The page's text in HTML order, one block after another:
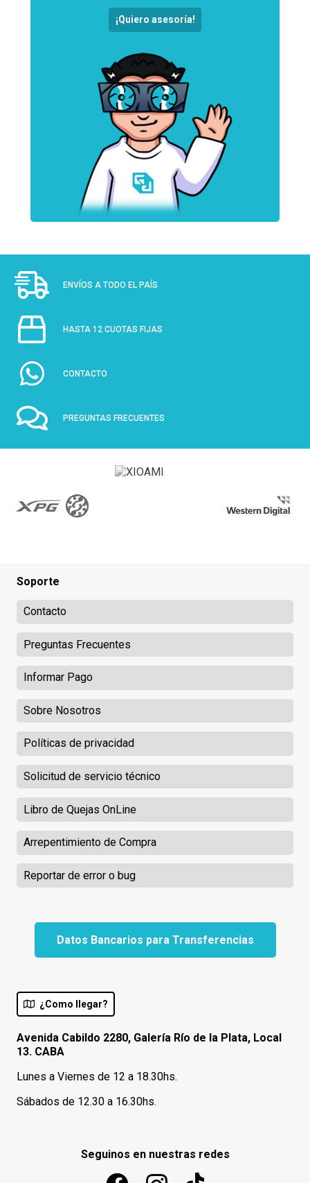
¡Quiero asesoría!
ENVÍOS A TODO EL PAÍS
HASTA 12 CUOTAS FIJAS
CONTACTO
PREGUNTAS FRECUENTES
Soporte
Contacto
Preguntas Frecuentes
Informar Pago
Sobre Nosotros
Políticas de privacidad
Solicitud de servicio técnico
Libro de Quejas OnLine
Arrepentimiento de Compra
Reportar de error o bug
Datos Bancarios para Transferencias
¿Como llegar?
Avenida Cabildo 2280, Galería Río de la Plata, Local
13. CABA
Lunes a Viernes de 12 a 18.30hs.
Sábados de 12.30 a 16.30hs.
Seguinos en nuestras redes